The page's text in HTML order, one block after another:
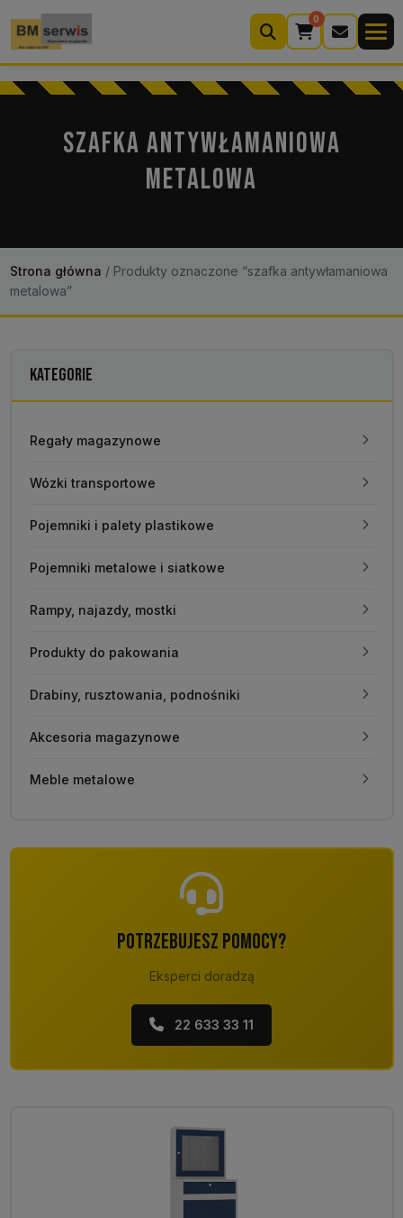
0
Wyszukiwarka
produktów
Koszyk (0)
SZAFKA ANTYWŁAMANIOWA
METALOWA
Strona główna /Produkty oznaczone “szafka antywłamaniowa
metalowa”
KATEGORIE
Regały magazynowe
Wózki transportowe
Pojemniki i palety plastikowe
Pojemniki metalowe i siatkowe
Rampy, najazdy, mostki
Produkty do pakowania
Drabiny, rusztowania, podnośniki
Akcesoria magazynowe
Meble metalowe
POTRZEBUJESZ POMOCY?
Eksperci doradzą
22 633 33 11